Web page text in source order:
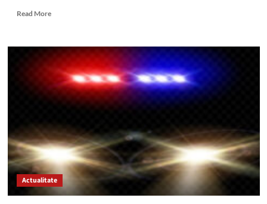
Read MoreRead
Eforie,
Limanu,
Pecineaga,
Costinești
și
23
fără
curent
electric
în
această
săptămână:
Programul
Actualitate